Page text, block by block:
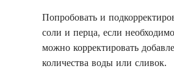
Попробовать и
соли и перца, если
можно корректировать
количества воды или сливок.